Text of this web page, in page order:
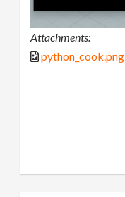
Attachments:
python_cook.png